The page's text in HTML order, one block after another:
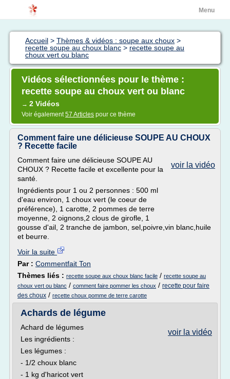
Menu
Accueil > Thèmes & vidéos : soupe aux choux >
recette soupe au choux blanc > recette soupe au
choux vert ou blanc
Vidéos sélectionnées pour le thème :
recette soupe au choux vert ou blanc
→ 2 Vidéos
Voir également57 Articles pour ce thème
Comment faire une délicieuse SOUPE AU CHOUX
? Recette facile
voir la vidéo
Comment faire une délicieuse SOUPE AU
CHOUX ? Recette facile et excellente pour la
santé.
Ingrédients pour 1 ou 2 personnes : 500 ml
d'eau environ, 1 choux vert (le coeur de
préférence), 1 carotte, 2 pommes de terre
moyenne, 2 oignons,2 clous de girofle, 1
gousse d'ail, 2 tranche de jambon, sel,poivre,vin blanc,huile
et beurre.
Voir la suite
Par : Commentfait Ton
Thèmes liés : recette soupe aux choux blanc facile / recette soupe au
choux vert ou blanc / comment faire pommer les choux / recette pour faire
des choux / recette choux pomme de terre carotte
Achards de légume
voir la vidéo
Achard de légumes
Les ingrédients :
Les légumes :
- 1/2 choux blanc
- 1 kg d'haricot vert